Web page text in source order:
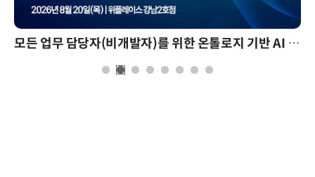
모든 업무 담당자(비개발자)를 위한 온톨로지 기반 AI 지식체계 설계 1-day 워크숍